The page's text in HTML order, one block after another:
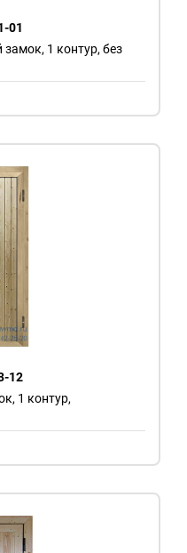
01
1 контур, без
12
1 контур,